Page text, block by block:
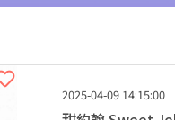
2025-04-09 14:15:00